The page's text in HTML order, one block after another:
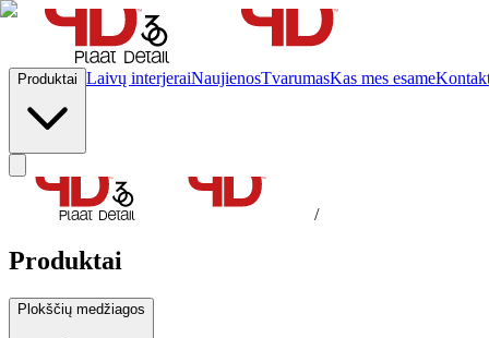
Produktai Laivų interjeraiNaujienosTvarumasKas mes esame
/
Produktai
Plokščių medžiagos